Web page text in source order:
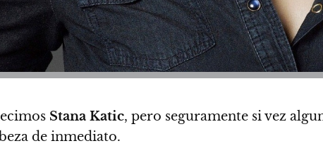
Stana Katic, pero seguramente si vez
de inmediato.